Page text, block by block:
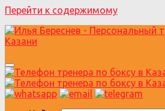
Перейти к содержимому